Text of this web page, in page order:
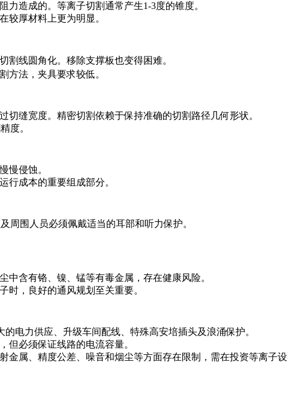
造成的。等离子切割通常产生1-3度的锥度。
较厚材料上更为明显。
线圆角化。移除支撑板也变得困难。
方法，夹具要求较低。
缝宽度。精密切割依赖于保持准确的切割路径几何形状。
度。
慢侵蚀。
行成本的重要组成部分。
周围人员必须佩戴适当的耳部和听力保护。
含有铬、镍、锰等有毒金属，存在健康风险。
时，良好的通风规划至关重要。
电力供应、升级车间配线、特殊高安培插头及浪涌保护。
但必须保证线路的电流容量。
金属、精度公差、噪音和烟尘等方面存在限制，需在投资等离子设